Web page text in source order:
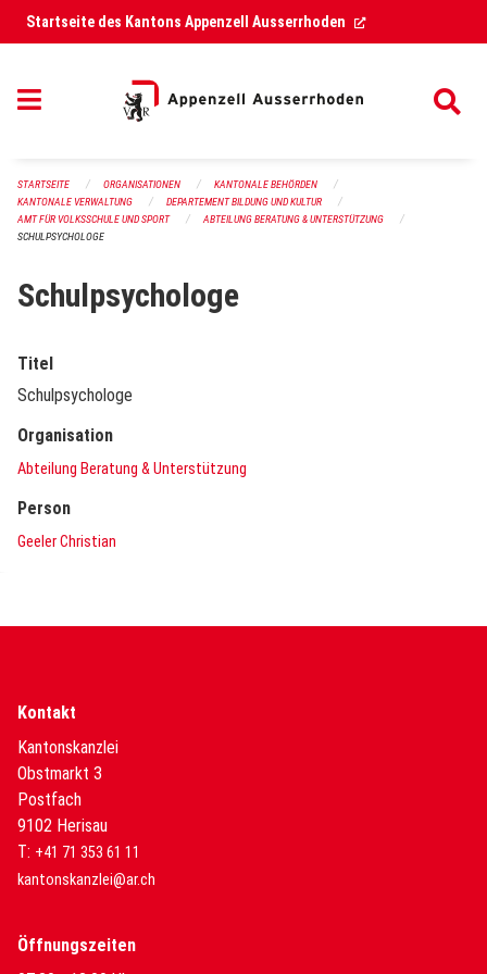
Navigation überspringen
Startseite des Kantons Appenzell Ausserrhoden (External Link)
STARTSEITE ORGANISATIONEN
KANTONALE BEHÖRDEN
KANTONALE VERWALTUNG
DEPARTEMENT BILDUNG UND KULTUR
AMT FÜR VOLKSSCHULE UND SPORT
ABTEILUNG BERATUNG & UNTERSTÜTZUNG
SCHULPSYCHOLOGE
Schulpsychologe
Titel
Schulpsychologe
Organisation
Abteilung Beratung & Unterstützung
Person
Geeler Christian
Kontakt
Kantonskanzlei
Obstmarkt 3
Postfach
9102 Herisau
T: +41 71 353 61 11
kantonskanzlei@ar.ch
Öffnungszeiten